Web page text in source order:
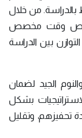
بالدراسة. من خلال
وقت مخصص
بين الدراسة
الجيد لضمان
بشكل
تحفيزهم، وتقليل